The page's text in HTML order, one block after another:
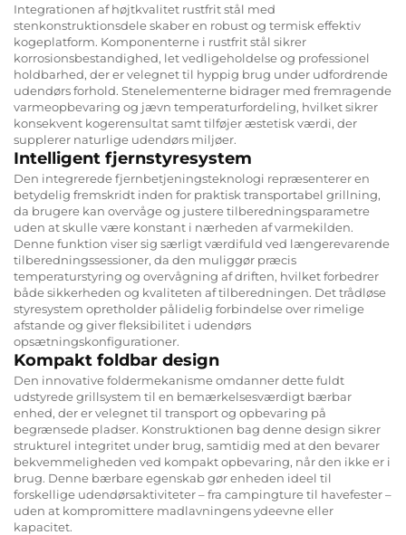
Integrationen af højtkvalitet rustfrit stål med
stenkonstruktionsdele skaber en robust og termisk effektiv
kogeplatform. Komponenterne i rustfrit stål sikrer
korrosionsbestandighed, let vedligeholdelse og professionel
holdbarhed, der er velegnet til hyppig brug under udfordrende
udendørs forhold. Stenelementerne bidrager med fremragende
varmeopbevaring og jævn temperaturfordeling, hvilket sikrer
konsekvent kogerensultat samt tilføjer æstetisk værdi, der
supplerer naturlige udendørs miljøer.
Intelligent fjernstyresystem
Den integrerede fjernbetjeningsteknologi repræsenterer en
betydelig fremskridt inden for praktisk transportabel grillning,
da brugere kan overvåge og justere tilberedningsparametre
uden at skulle være konstant i nærheden af varmekilden.
Denne funktion viser sig særligt værdifuld ved længerevarende
tilberedningssessioner, da den muliggør præcis
temperaturstyring og overvågning af driften, hvilket forbedrer
både sikkerheden og kvaliteten af tilberedningen. Det trådløse
styresystem opretholder pålidelig forbindelse over rimelige
afstande og giver fleksibilitet i udendørs
opsætningskonfigurationer.
Kompakt foldbar design
Den innovative foldermekanisme omdanner dette fuldt
udstyrede grillsystem til en bemærkelsesværdigt bærbar
enhed, der er velegnet til transport og opbevaring på
begrænsede pladser. Konstruktionen bag denne design sikrer
strukturel integritet under brug, samtidig med at den bevarer
bekvemmeligheden ved kompakt opbevaring, når den ikke er i
brug. Denne bærbare egenskab gør enheden ideel til
forskellige udendørsaktiviteter – fra campingture til havefester –
uden at kompromittere madlavningens ydeevne eller
kapacitet.